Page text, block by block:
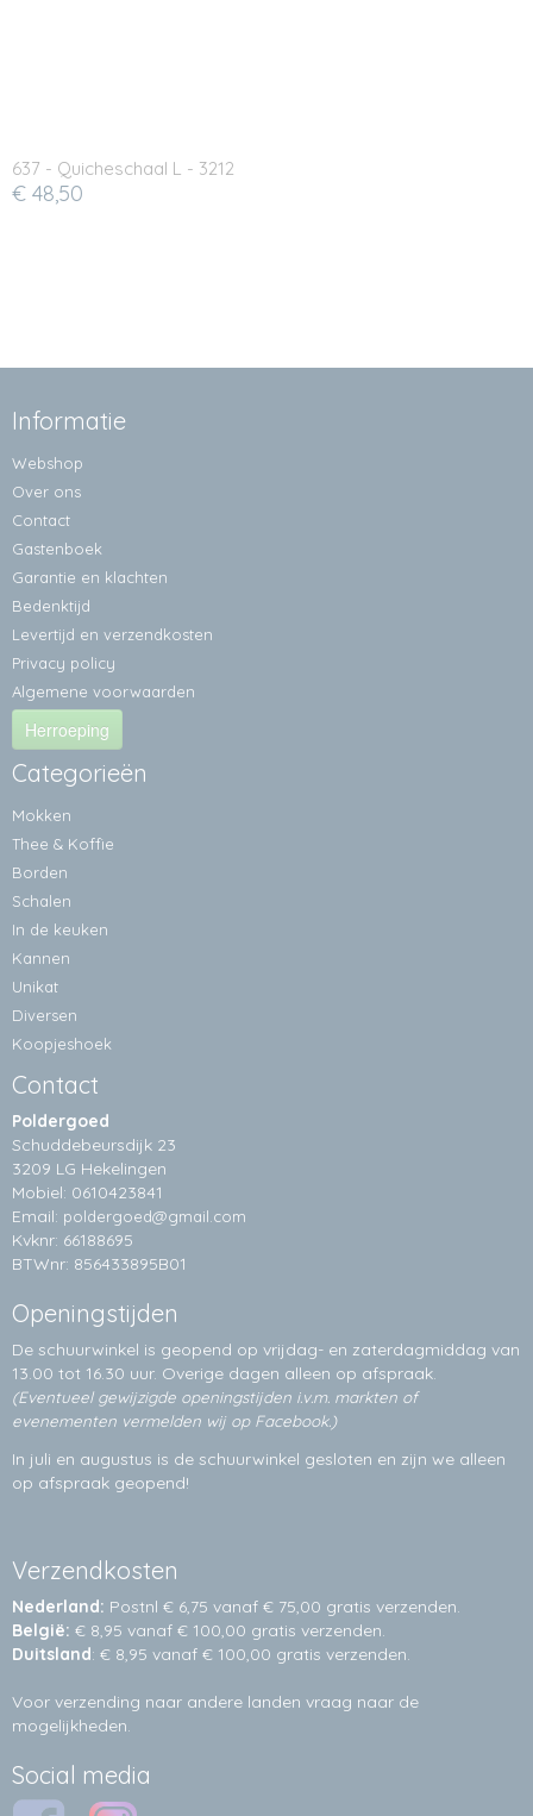
637 - Quicheschaal L - 3212
€ 48,50
Informatie
Webshop
Over ons
Contact
Gastenboek
Garantie en klachten
Bedenktijd
Levertijd en verzendkosten
Privacy policy
Algemene voorwaarden
Herroeping
Categorieën
Mokken
Thee & Koffie
Borden
Schalen
In de keuken
Kannen
Unikat
Diversen
Koopjeshoek
Contact
Poldergoed
Schuddebeursdijk 23
3209 LG Hekelingen
Mobiel: 0610423841
Email: poldergoed@gmail.com
Kvknr: 66188695
BTWnr: 856433895B01
Openingstijden
De schuurwinkel is geopend op vrijdag- en zaterdagmiddag van
13.00 tot 16.30 uur. Overige dagen alleen op afspraak.
(Eventueel gewijzigde openingstijden i.v.m. markten of
evenementen vermelden wij op Facebook.)
In juli en augustus is de schuurwinkel gesloten en zijn we alleen
op afspraak geopend!
Verzendkosten
Nederland: Postnl € 6,75 vanaf € 75,00 gratis verzenden.
België: € 8,95 vanaf € 100,00 gratis verzenden.
Duitsland: € 8,95 vanaf € 100,00 gratis verzenden.
Voor verzending naar andere landen vraag naar de
mogelijkheden.
Social media